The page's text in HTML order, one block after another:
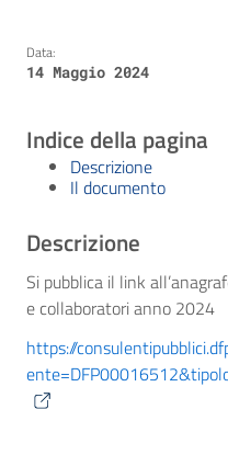
Data:
14 Maggio 2024
Indice della pagina
Descrizione
Il documento
Descrizione
Si pubblica il link
e collaboratori anno 2024
https://